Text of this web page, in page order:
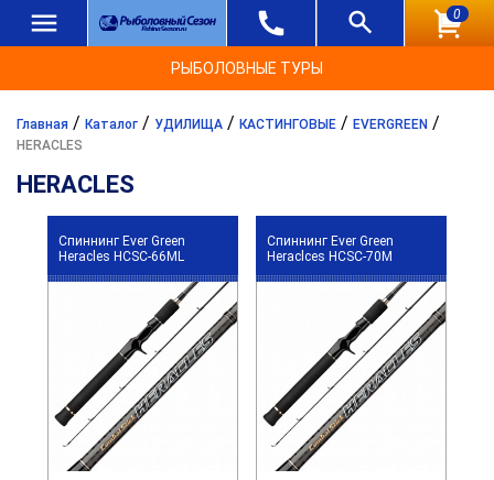
0
РЫБОЛОВНЫЕ ТУРЫ
Главная / Каталог / УДИЛИЩА / КАСТИНГОВЫЕ / EVERGREEN /
HERACLES
HERACLES
Спиннинг Ever Green
Heracles HCSC-66ML
Спиннинг Ever Green
Heraclces HCSC-70M